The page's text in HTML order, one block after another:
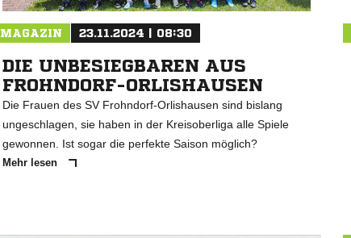
MAGAZIN 23.11.2024 | 08:30
DIE UNBESIEGBAREN AUS
FROHNDORF-ORLISHAUSEN
Die Frauen des SV Frohndorf-Orlishausen sind bislang
ungeschlagen, sie haben in der Kreisoberliga alle Spiele
gewonnen. Ist sogar die perfekte Saison möglich?
Mehr lesen